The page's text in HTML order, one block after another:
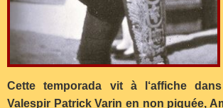
Cette temporada vit à l‘affiche
Valespir Patrick Varin en non piquée,